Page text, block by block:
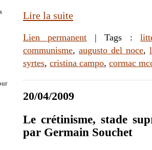
Lire la suite
Lien permanent | Tags :
communisme, augusto del noce,
syrtes, cristina campo, cormac
20/04/2009
Le crétinisme, stade
par Germain Souchet